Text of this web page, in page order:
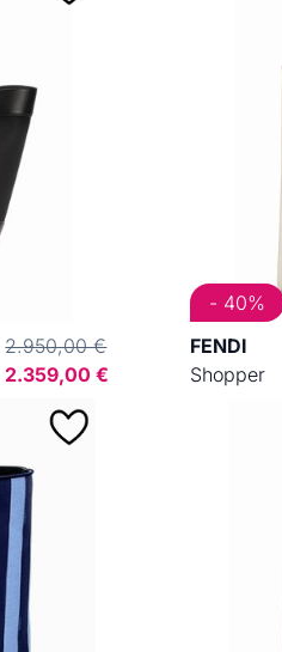
2.950,00 €
2.359,00 €
FENDI
Shopper
- 40%